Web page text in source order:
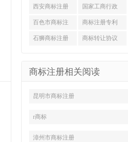
国际注册 注册
西安商标注册 国家工商行政
管理局商标
百色市商标注
册
商标注册专利
申请
石狮商标注册 商标转让协议
商标注册相关阅读
昆明市商标注册
r商标
漳州市商标注册